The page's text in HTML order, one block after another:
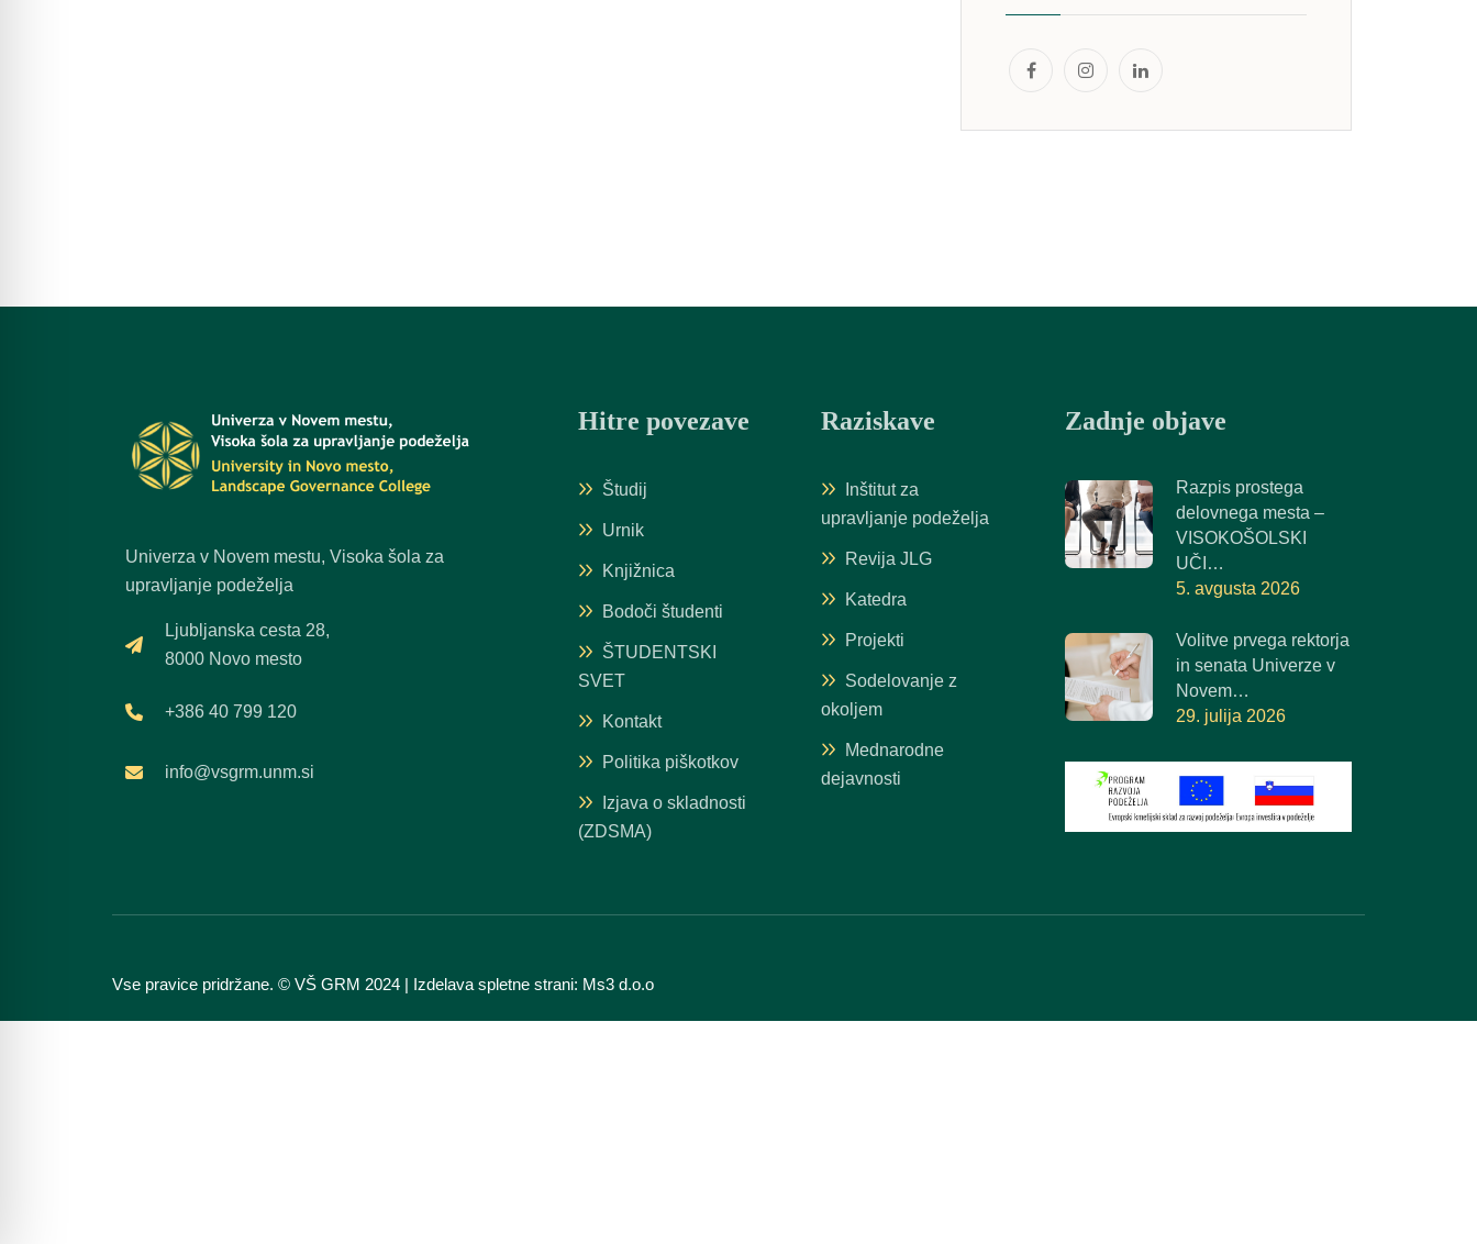
Univerza v Novem mestu, Visoka šola za
upravljanje podeželja
Ljubljanska cesta 28,
8000 Novo mesto
+386 40 799 120
info@vsgrm.unm.si
Hitre povezave
Študij
Urnik
Knjižnica
Bodoči študenti
ŠTUDENTSKI
SVET
Kontakt
Politika piškotkov
Izjava o skladnosti
(ZDSMA)
Raziskave
Inštitut za
upravljanje podeželja
Revija JLG
Katedra
Projekti
Sodelovanje z
okoljem
Mednarodne
dejavnosti
Zadnje objave
Razpis prostega
delovnega mesta –
VISOKOŠOLSKI
UČI…
5. avgusta 2026
Volitve prvega rektorja
in senata Univerze v
Novem…
29. julija 2026
Vse pravice pridržane. © VŠ GRM 2024 | Izdelava spletne strani: Ms3 d.o.o